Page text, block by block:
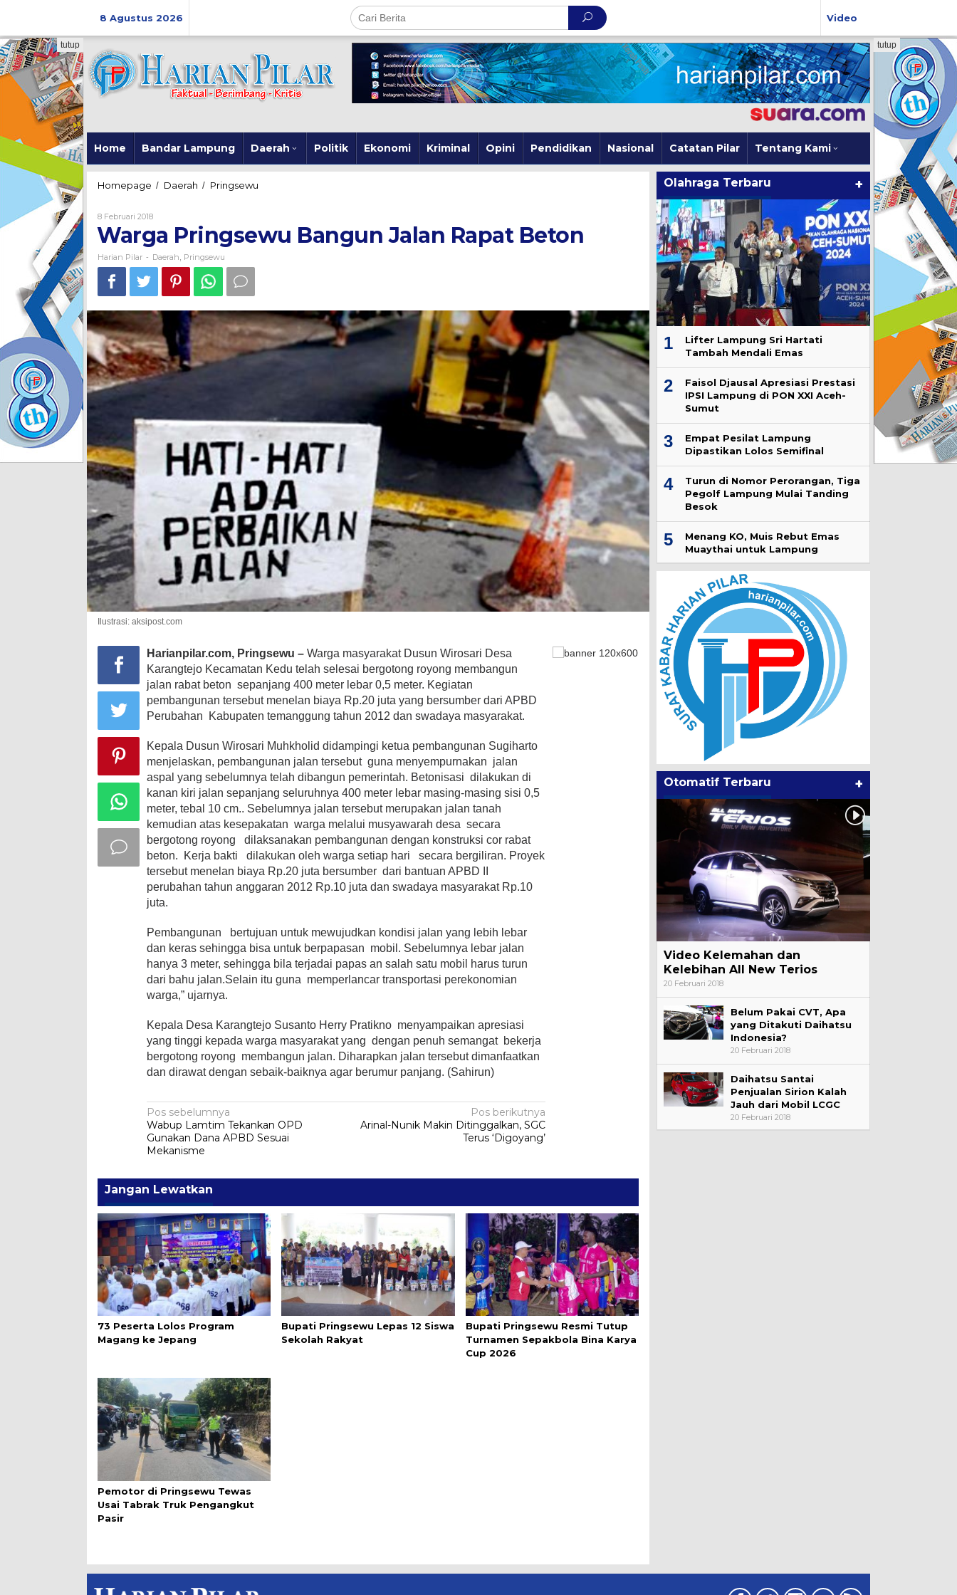
8 Agustus 2026 Video
Home Bandar Lampung Daerah Politik Ekonomi Kriminal Opini Pendidikan Nasional Catatan Pilar Tentang Kami
tutup tutup
Homepage / Daerah / Pringsewu
Rapat
8 Februari 2018Oleh
Harian
Pilar
Warga Pringsewu Bangun Jalan Rapat Beton
Harian Pilar - Daerah, Pringsewu
Ilustrasi: aksipost.com
Harianpilar.com, Pringsewu – Warga masyarakat Dusun Wirosari Desa
Karangtejo Kecamatan Kedu telah selesai bergotong royong membangun
jalan rabat beton sepanjang 400 meter lebar 0,5 meter. Kegiatan
pembangunan tersebut menelan biaya Rp.20 juta yang bersumber dari APBD
Perubahan Kabupaten temanggung tahun 2012 dan swadaya masyarakat.
Kepala Dusun Wirosari Muhkholid didampingi ketua pembangunan Sugiharto
menjelaskan, pembangunan jalan tersebut guna menyempurnakan jalan
aspal yang sebelumnya telah dibangun pemerintah. Betonisasi dilakukan di
kanan kiri jalan sepanjang seluruhnya 400 meter lebar masing-masing sisi 0,5
meter, tebal 10 cm.. Sebelumnya jalan tersebut merupakan jalan tanah
kemudian atas kesepakatan warga melalui musyawarah desa secara
bergotong royong dilaksanakan pembangunan dengan konstruksi cor rabat
beton. Kerja bakti dilakukan oleh warga setiap hari secara bergiliran. Proyek
tersebut menelan biaya Rp.20 juta bersumber dari bantuan APBD II
perubahan tahun anggaran 2012 Rp.10 juta dan swadaya masyarakat Rp.10
juta.
Pembangunan bertujuan untuk mewujudkan kondisi jalan yang lebih lebar
dan keras sehingga bisa untuk berpapasan mobil. Sebelumnya lebar jalan
hanya 3 meter, sehingga bila terjadai papas an salah satu mobil harus turun
dari bahu jalan.Selain itu guna memperlancar transportasi perekonomian
warga,” ujarnya.
Kepala Desa Karangtejo Susanto Herry Pratikno menyampaikan apresiasi
yang tinggi kepada warga masyarakat yang dengan penuh semangat bekerja
bergotong royong membangun jalan. Diharapkan jalan tersebut dimanfaatkan
dan dirawat dengan sebaik-baiknya agar berumur panjang. (Sahirun)
Navigasi
pos
Pos sebelumnya
Wabup Lamtim Tekankan OPD
Gunakan Dana APBD Sesuai
Mekanisme
Pos berikutnya
Arinal-Nunik Makin Ditinggalkan, SGC
Terus ‘Digoyang’
Jangan Lewatkan
73 Peserta Lolos Program
Magang ke Jepang
Bupati Pringsewu Lepas 12 Siswa
Sekolah Rakyat
Bupati Pringsewu Resmi Tutup
Turnamen Sepakbola Bina Karya
Cup 2026
Pemotor di Pringsewu Tewas
Usai Tabrak Truk Pengangkut
Pasir
Olahraga Terbaru +
1
Lifter Lampung Sri Hartati
Tambah Mendali Emas
2
Faisol Djausal Apresiasi Prestasi
IPSI Lampung di PON XXI Aceh-
Sumut
3
Empat Pesilat Lampung
Dipastikan Lolos Semifinal
4
Turun di Nomor Perorangan, Tiga
Pegolf Lampung Mulai Tanding
Besok
5
Menang KO, Muis Rebut Emas
Muaythai untuk Lampung
Otomatif Terbaru +
Video Kelemahan dan
Kelebihan All New Terios
20 Februari 2018
Belum Pakai CVT, Apa
yang Ditakuti Daihatsu
Indonesia?
20 Februari 2018
Daihatsu Santai
Penjualan Sirion Kalah
Jauh dari Mobil LCGC
20 Februari 2018